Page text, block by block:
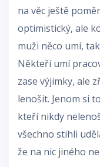
na věc ještě
optimistický, ale
muži něco umí,
Někteří umí
zase výjimky, ale
lenošit. Jenom si
kteří nikdy
všechno stihli
že na nic jiného